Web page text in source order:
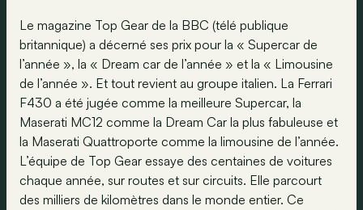
Le magazine Top Gear de la BBC (télé publique
britannique) a décerné ses prix pour la « Supercar de
l’année », la « Dream car de l’année » et la « Limousine
de l’année ». Et tout revient au groupe italien. La Ferrari
F430 a été jugée comme la meilleure Supercar, la
Maserati MC12 comme la Dream Car la plus fabuleuse et
la Maserati Quattroporte comme la limousine de l’année.
L’équipe de Top Gear essaye des centaines de voitures
chaque année, sur routes et sur circuits. Elle parcourt
des milliers de kilomètres dans le monde entier. Ce